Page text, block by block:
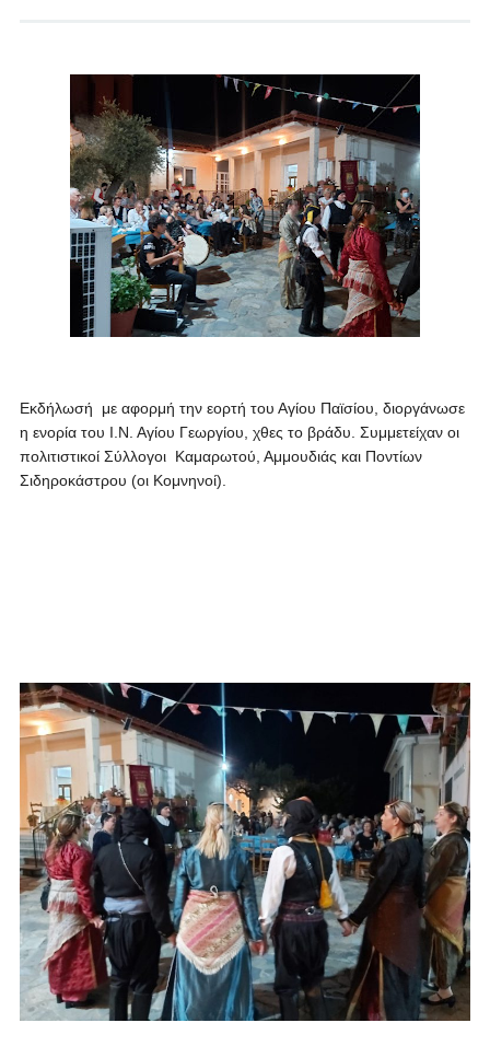
Εκδήλωσή με αφορμή την εορτή του Αγίου Παϊσίου, διοργάνωσε
η ενορία του Ι.Ν. Αγίου Γεωργίου, χθες το βράδυ. Συμμετείχαν οι
πολιτιστικοί Σύλλογοι Καμαρωτού, Αμμουδιάς και Ποντίων
Σιδηροκάστρου (οι Κομνηνοί).